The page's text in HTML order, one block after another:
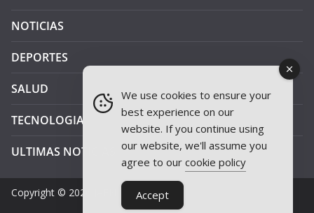
NOTICIAS
DEPORTES
SALUD
TECNOLOGIA
ULTIMAS NOTICIAS
Copyright © 2026 JAEN PLUS RADIO
We use cookies to ensure your
best experience on our
website. If you continue using
our website, we'll assume you
agree to our cookie policy
Accept